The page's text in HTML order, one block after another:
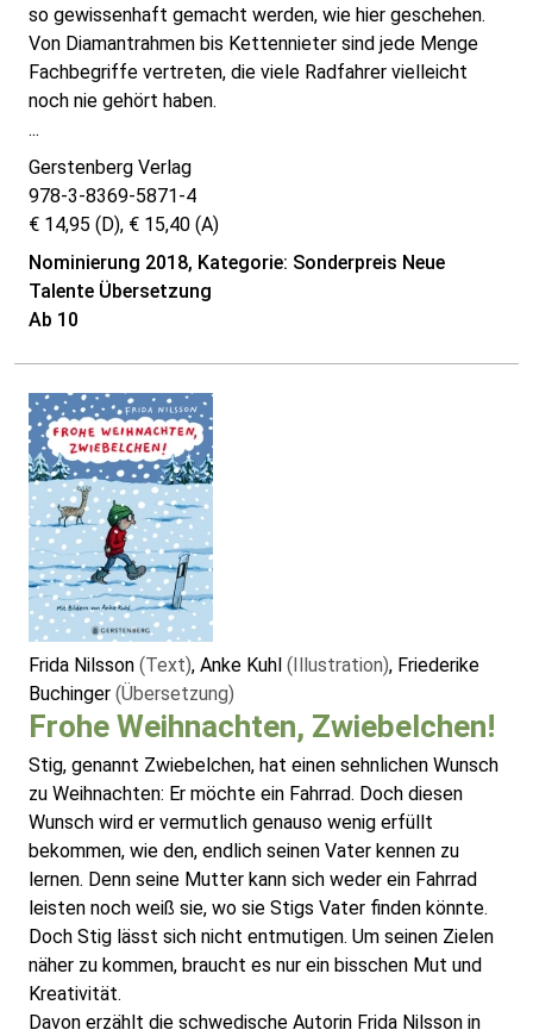
so gewissenhaft gemacht werden, wie hier geschehen.
Von Diamantrahmen bis Kettennieter sind jede Menge
Fachbegriffe vertreten, die viele Radfahrer vielleicht
noch nie gehört haben.
...
Gerstenberg Verlag
978-3-8369-5871-4
€ 14,95 (D), € 15,40 (A)
Nominierung 2018, Kategorie: Sonderpreis Neue
Talente Übersetzung
Ab 10
Frida Nilsson (Text), Anke Kuhl (Illustration), Friederike
Buchinger (Übersetzung)
Frohe Weihnachten, Zwiebelchen!
Stig, genannt Zwiebelchen, hat einen sehnlichen Wunsch
zu Weihnachten: Er möchte ein Fahrrad. Doch diesen
Wunsch wird er vermutlich genauso wenig erfüllt
bekommen, wie den, endlich seinen Vater kennen zu
lernen. Denn seine Mutter kann sich weder ein Fahrrad
leisten noch weiß sie, wo sie Stigs Vater finden könnte.
Doch Stig lässt sich nicht entmutigen. Um seinen Zielen
näher zu kommen, braucht es nur ein bisschen Mut und
Kreativität.
Davon erzählt die schwedische Autorin Frida Nilsson in